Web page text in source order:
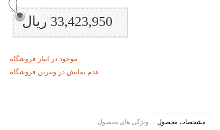
33,423,950 ریال
موجود در انبار فروشگاه
عدم نمایش در ویترین فروشگاه
مشخصات محصول ویژگی های محصول